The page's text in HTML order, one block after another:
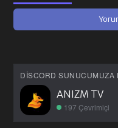
DISCORD SUNUCUMUZA
ANIZM TV
197 Çevrimiçi